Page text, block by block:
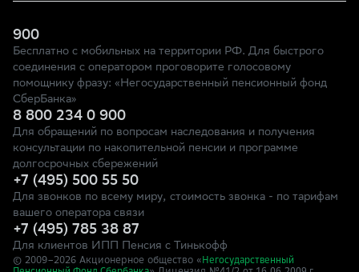
900
Бесплатно с мобильных на территории РФ. Для быстрого
соединения с оператором проговорите голосовому
помощнику фразу: «Негосударственный пенсионный фонд
СберБанка»
8 800 234 0 900
Для обращений по вопросам наследования и получения
консультации по накопительной пенсии и программе
долгосрочных сбережений
+7 (495) 500 55 50
Для звонков по всему миру, стоимость звонка - по тарифам
вашего оператора связи
+7 (495) 785 38 87
Для клиентов ИПП Пенсия с Тинькофф
© 2009–2026 Акционерное общество « Негосударственный